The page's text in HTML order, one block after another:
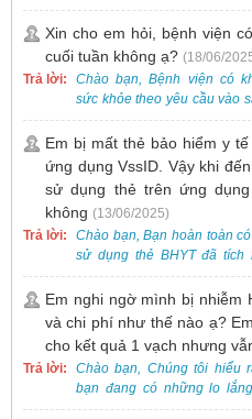
cho tất cả các trường hợp,
gồm cả điều trị mụn. Vì vậy,
cần đăng ký khám tại
Khám bệnh trước.
Xin cho em hỏi, bệnh viện
cuối tuần không ạ? (18/06/
Trả lời:
Chào bạn, Bệnh viện có
sức khỏe theo yêu cầu vào
thứ Bảy. Nếu bạn có nhu
lòng đặt lịch trước để được
xếp thời gian phù hợp.
Em bị mất thẻ bảo hiểm y
ứng dụng VssID. Vậy khi
sử dụng thẻ trên ứng
không (13/06/2025)
Trả lời:
Chào bạn, Bạn hoàn toàn
sử dụng thẻ BHYT đã tích
trên ứng dụng VssID khi
khám và không cần mang
thẻ giấy.
Em nghi ngờ mình bị nhiễm
và chi phí như thế nào ạ?
cho kết quả 1 vạch nhưng
Trả lời:
Chào bạn, Chúng tôi hiểu
bạn đang có những lo
nguy cơ nhiễm HPV. Tại